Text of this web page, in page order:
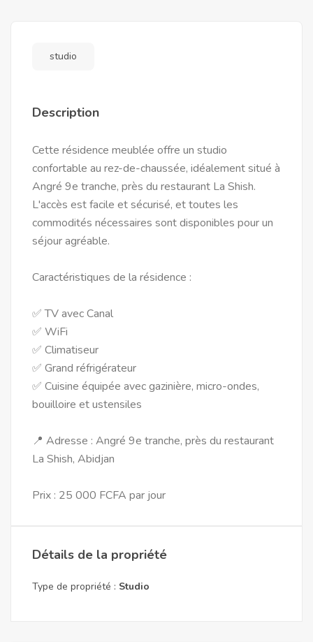
studio
Description
Cette résidence meublée offre un studio
confortable au rez-de-chaussée, idéalement situé à
Angré 9e tranche, près du restaurant La Shish.
L'accès est facile et sécurisé, et toutes les
commodités nécessaires sont disponibles pour un
séjour agréable.
Caractéristiques de la résidence :
✅ TV avec Canal
✅ WiFi
✅ Climatiseur
✅ Grand réfrigérateur
✅ Cuisine équipée avec gazinière, micro-ondes,
bouilloire et ustensiles
📍 Adresse : Angré 9e tranche, près du restaurant
La Shish, Abidjan
Prix : 25 000 FCFA par jour
Détails de la propriété
Type de propriété : Studio